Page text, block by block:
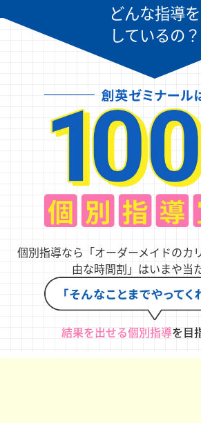
どんな指導を
しているの？
個別指導なら「オーダーメイドのカ
由な時間割」はいまや当
結果を出せる個別指導を目